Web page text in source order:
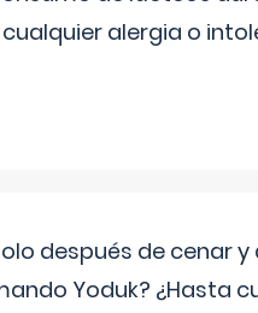
alergia o
después de cenar
Yoduk? ¿Hasta